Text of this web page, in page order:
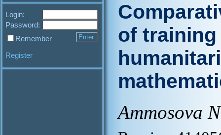
Login:
Password:
Remember
Register
of
Ammosova